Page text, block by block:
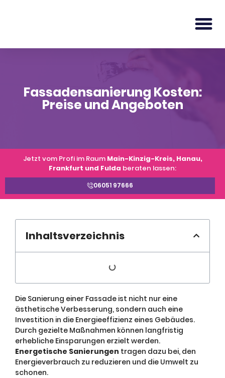
Fassadensanierung Kosten:
Preise und Angeboten
Jetzt vom Profi im Raum Main-Kinzig-Kreis, Hanau,
Frankfurt und Fulda beraten lassen:
06051 97666
Inhaltsverzeichnis
Die Sanierung einer Fassade ist nicht nur eine
ästhetische Verbesserung, sondern auch eine
Investition in die Energieeffizienz eines Gebäudes.
Durch gezielte Maßnahmen können langfristig
erhebliche Einsparungen erzielt werden.
Energetische Sanierungen tragen dazu bei, den
Energieverbrauch zu reduzieren und die Umwelt zu
schonen.